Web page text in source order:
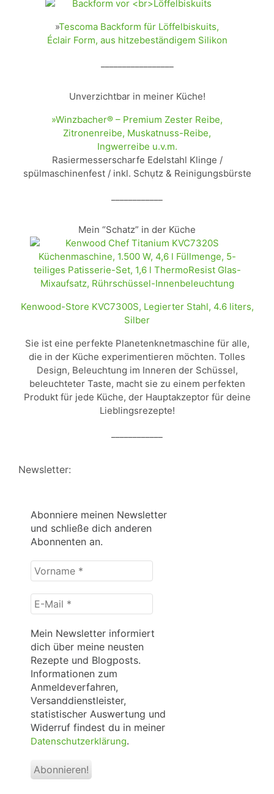
»Tescoma Backform für Löffelbiskuits,
Éclair Form, aus hitzebeständigem Silikon
Unverzichtbar in meiner Küche!
»Winzbacher® – Premium Zester Reibe,
Zitronenreibe, Muskatnuss-Reibe,
Ingwerreibe u.v.m.
Rasiermesserscharfe Edelstahl Klinge /
spülmaschinenfest / inkl. Schụtz & Reinigungsbürste
Mein “Schatz” in der Küche
Kenwood-Store KVC7300S, Legierter Stahl, 4.6 liters,
Silber
Sie ist eine perfekte Planetenknetmaschine für alle,
die in der Küche experimentieren möchten. Tolles
Design, Beleuchtung im Inneren der Schüssel,
beleuchteter Taste, macht sie zu einem perfekten
Produkt für jede Küche, der Hauptakzeptor für deine
Lieblingsrezepte!
Newsletter:
Abonniere meinen Newsletter
und schließe dich anderen
Abonnenten an.
Vorname
*
E-
Mail
Mein Newsletter informiert
dich über meine neusten
Rezepte und Blogposts.
Informationen zum
Anmeldeverfahren,
Versanddienstleister,
statistischer Auswertung und
Widerruf findest du in meiner
Datenschutzerklärung.